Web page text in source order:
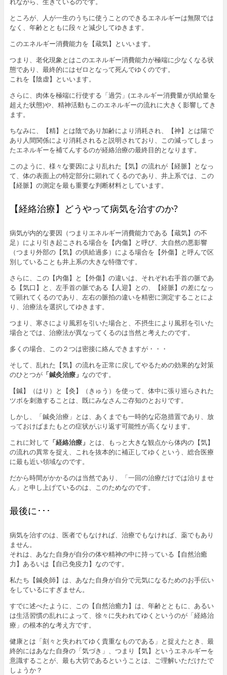
ところが、人が一生のうちに使うことのできるエネルギーは無限では
なく、年齢とともに段々と減少してゆきます。
このエネルギー消費能力を【蔵気】といいます。
つまり、老化現象とはこのエネルギー消費能力が極端に少なくなる状
態であり、最終的にはゼロとなって死んでゆくのです。
これを【陰虚】といいます。
さらに、肉体を極端に行使する「過労」(エネルギー消費量が供給量を
超えた状態)や、精神活動もこのエネルギーの流れに大きく影響してき
ます。
ちなみに、【精】とは陰であり加齢により消耗され、【神】とは陽で
あり人間関係により消耗されると説明されており、この減ってしまっ
たエネルギーを補てんするのが経絡治療の最終目的となります。
このように、様々な要因により乱れた【気】の流れが【経脈】となっ
て、体の表面上の特定部分に顕れてくるのであり、井上系では、この
【経脈】の測定を最も重要な判断材料としています。
【経絡治療】どうやって病気を治すのか?
病気が内的な要因（つまりエネルギー消費能力である【蔵気】の不
足）により引き起こされる場合を【内傷】と呼び、大自然の悪影響
（つまり外部の【気】の供給過多）による場合を【外傷】と呼んで区
別していることも井上系の大きな特徴です。
さらに、この【内傷】と【外傷】の違いは、それぞれ右手首の脈であ
る【気口】と、左手首の脈である【人迎】との、【経脈】の差になっ
て顕れてくるのであり、左右の脈拍の違いを精密に測定することによ
り、治療法を選択してゆきます。
つまり、寒さにより風邪を引いた場合と、不摂生により風邪を引いた
場合とでは、治療法が異なってくるのは当然と考えたのです。
多くの場合、この２つは密接に絡んできますが・・・
そして、乱れた【気】の流れを正常に戻してやるための効果的な対策
のひとつが「鍼灸治療」 なのです。
【鍼】（はり）と【灸】（きゅう）を使って、体中に張り巡らされた
ツボを刺激することは、既にみなさんご存知のとおりです。
しかし、「鍼灸治療」とは、あくまでも一時的な応急措置であり、放
っておけばまたもとの症状がぶり返す可能性が高くなります。
これに対して 「経絡治療」 とは、もっと大きな観点から体内の【気】
の流れの異常を捉え、これを抜本的に補正してゆくという、総合医療
に最も近い領域なのです。
だから時間がかかるのは当然であり、「一回の治療だけでは治りませ
ん」と申し上げているのは、このためなのです。
最後に･･･
病気を治すのは、医者でもなければ、治療でもなければ、薬でもあり
ません。
それは、あなた自身が自分の体や精神の中に持っている【自然治癒
力】あるいは【自己免疫力】なのです。
私たち【鍼灸師】は、あなた自身が自分で元気になるためのお手伝い
をしているにすぎません。
すでに述べたように、この【自然治癒力】は、年齢とともに、あるい
は生活習慣の乱れによって、徐々に失われてゆくというのが「経絡治
療」の根本的な考え方です。
健康とは「刻々と失われてゆく貴重なものである」と捉えたとき、最
終的にはあなた自身の「気づき」、つまり【気】というエネルギーを
意識することが、最も大切であるということは、ご理解いただけたで
しょうか？